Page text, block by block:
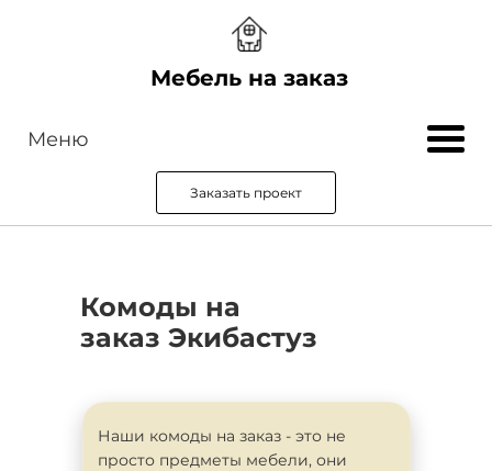
Мебель на заказ
Меню
Заказать проект
Комоды на
заказ Экибастуз
Наши комоды на заказ - это не
просто предметы мебели, они